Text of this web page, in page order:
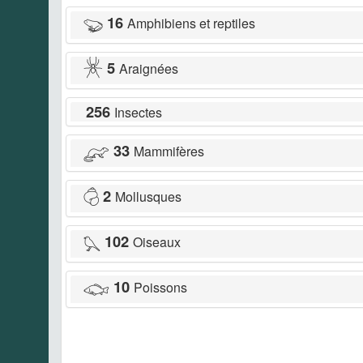
16 Amphibiens et reptiles
5 Araignées
256 Insectes
33 Mammifères
2 Mollusques
102 Oiseaux
10 Poissons